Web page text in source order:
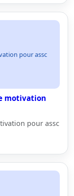
pour assc
motivation
pour assc